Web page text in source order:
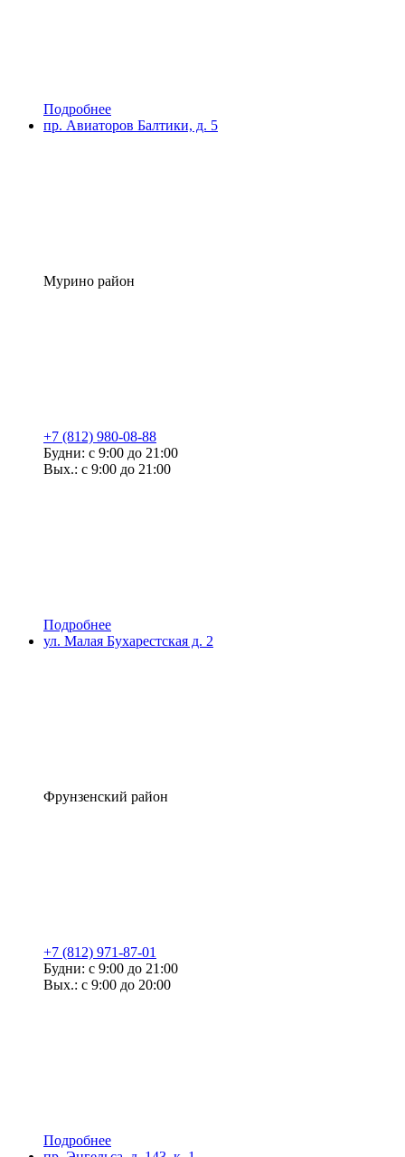
Подробнее
пр. Авиаторов Балтики, д. 5
Мурино район
+7 (812) 980-08-88
Будни: с 9:00 до 21:00
Вых.: с 9:00 до 21:00
Подробнее
ул. Малая Бухарестская д. 2
Фрунзенский район
+7 (812) 971-87-01
Будни: с 9:00 до 21:00
Вых.: с 9:00 до 20:00
Подробнее